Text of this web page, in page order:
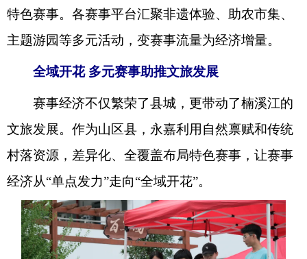
特色赛事。各赛事平台汇聚非遗体验、助农市集、
主题游园等多元活动，变赛事流量为经济增量。
全域开花 多元赛事助推文旅发展
赛事经济不仅繁荣了县城，更带动了楠溪江的
文旅发展。作为山区县，永嘉利用自然禀赋和传统
村落资源，差异化、全覆盖布局特色赛事，让赛事
经济从“单点发力”走向“全域开花”。